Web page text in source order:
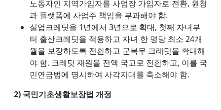
노동자인 지역가입자를 사업장 가입자로 전환, 원청
과 플랫폼에 사업주 책임을 부과해야 함.
실업크레딧을 1년에서 3년으로 확대, 첫째 자녀부
터 출산크레딧을 적용하고 자녀 한 명당 최소 24개
월을 보장하도록 전환하고 군복무 크레딧을 확대해
야 함. 크레딧 재원을 전액 국고로 전환하고, 이를 국
민연금법에 명시하여 사각지대를 축소해야 함.
2) 국민기초생활보장법 개정